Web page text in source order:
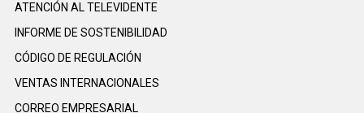
ATENCIÓN AL TELEVIDENTE
INFORME DE SOSTENIBILIDAD
CÓDIGO DE REGULACIÓN
VENTAS INTERNACIONALES
CORREO EMPRESARIAL